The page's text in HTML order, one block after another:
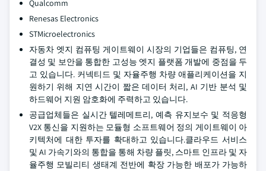
Qualcomm
Renesas Electronics
STMicroelectronics
자동차 엣지 컴퓨팅 게이트웨이 시장의 기업들은 컴퓨팅, 연
결성 및 보안을 통합한 고성능 엣지 플랫폼 개발에 중점을 두
고 있습니다. 커넥티드 및 자율주행 차량 애플리케이션을 지
원하기 위해 지연 시간이 짧은 데이터 처리, AI 기반 분석 및
하드웨어 지원 암호화에 주력하고 있습니다.
공급업체들은 실시간 텔레메트리, 예측 유지보수 및 적응형
V2X 통신을 지원하는 모듈형 소프트웨어 정의 게이트웨이 아
키텍처에 대한 투자를 확대하고 있습니다.클라우드 서비스
및 AI 가속기와의 통합을 통해 차량 플릿, 스마트 인프라 및 자
율주행 모빌리티 생태계 전반에 확장 가능한 배포가 가능하